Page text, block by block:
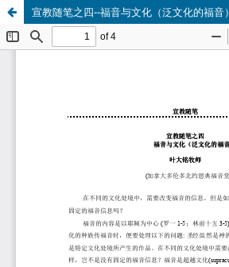
宣教随笔之四--福音与文化（泛文化的福音）